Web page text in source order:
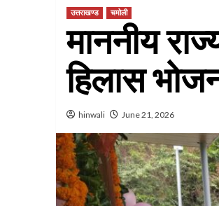
उत्तराखण्ड चमोली
माननीय
हिलास
hinwali June 21, 2026